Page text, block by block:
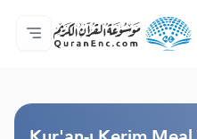
Anasayfa
Mealler Fihristi
Audio
Geliştirici
Proje Hakkında
Biz bilen hab
Geçerli dil